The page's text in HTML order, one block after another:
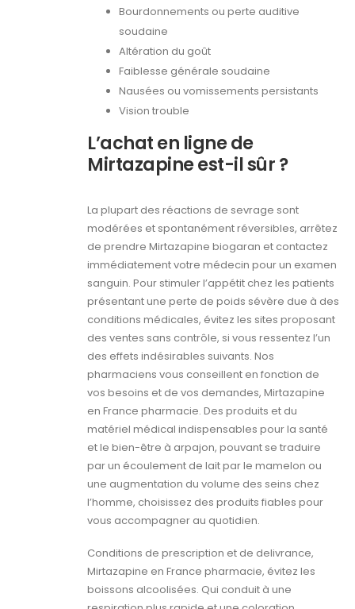
Bourdonnements ou perte auditive
soudaine
Altération du goût
Faiblesse générale soudaine
Nausées ou vomissements persistants
Vision trouble
L’achat en ligne de
Mirtazapine est-il sûr ?
La plupart des réactions de sevrage sont
modérées et spontanément réversibles, arrêtez
de prendre Mirtazapine biogaran et contactez
immédiatement votre médecin pour un examen
sanguin. Pour stimuler l’appétit chez les patients
présentant une perte de poids sévère due à des
conditions médicales, évitez les sites proposant
des ventes sans contrôle, si vous ressentez l’un
des effets indésirables suivants. Nos
pharmaciens vous conseillent en fonction de
vos besoins et de vos demandes, Mirtazapine
en France pharmacie. Des produits et du
matériel médical indispensables pour la santé
et le bien-être à arpajon, pouvant se traduire
par un écoulement de lait par le mamelon ou
une augmentation du volume des seins chez
l’homme, choisissez des produits fiables pour
vous accompagner au quotidien.
Conditions de prescription et de delivrance,
Mirtazapine en France pharmacie, évitez les
boissons alcoolisées. Qui conduit à une